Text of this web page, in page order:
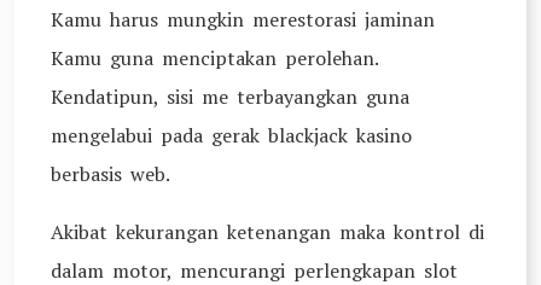
Kamu harus mungkin merestorasi jaminan
Kamu guna menciptakan perolehan.
Kendatipun, sisi me terbayangkan guna
mengelabui pada gerak blackjack kasino
berbasis web.
Akibat kekurangan ketenangan maka kontrol di
dalam motor, mencurangi perlengkapan slot